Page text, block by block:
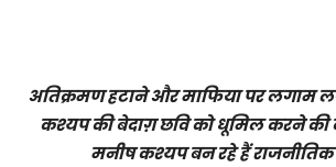
अतिक्रमण हटाने और माफिया पर लगाम
कश्यप की बेदाग़ छवि को धूमिल करने
मनीष कश्यप बन रहे हैं